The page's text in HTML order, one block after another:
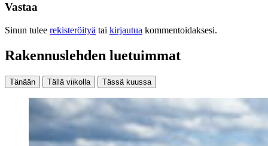
Vastaa
Sinun tulee rekisteröityä tai kirjautua kommentoidaksesi.
Rakennuslehden luetuimmat
Tänään Tällä viikolla Tässä kuussa